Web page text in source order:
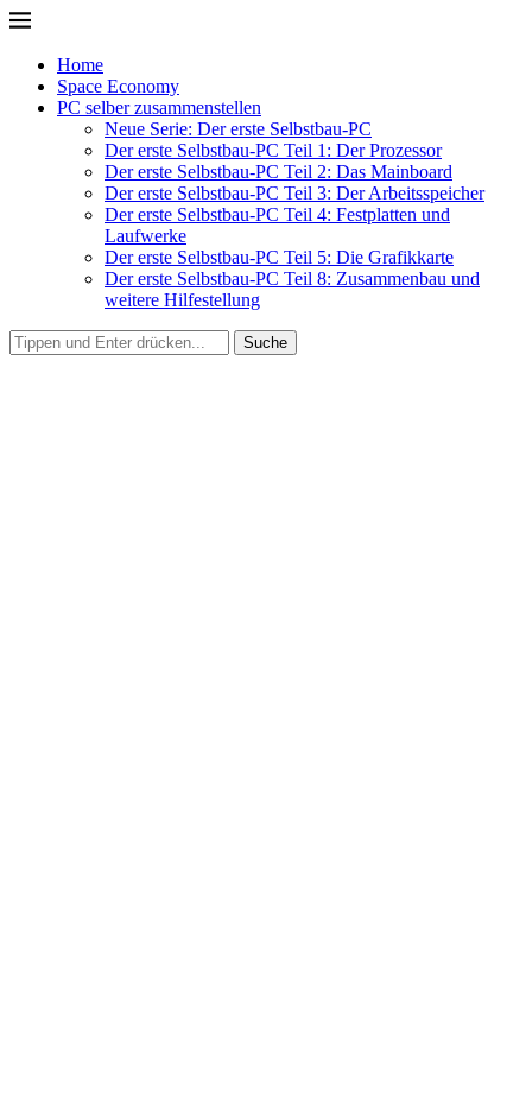
Home
Space Economy
PC selber zusammenstellen
Neue Serie: Der erste Selbstbau-PC
Der erste Selbstbau-PC Teil 1: Der Prozessor
Der erste Selbstbau-PC Teil 2: Das Mainboard
Der erste Selbstbau-PC Teil 3: Der Arbeitsspeicher
Der erste Selbstbau-PC Teil 4: Festplatten und
Laufwerke
Der erste Selbstbau-PC Teil 5: Die Grafikkarte
Der erste Selbstbau-PC Teil 8: Zusammenbau und
weitere Hilfestellung
Suche